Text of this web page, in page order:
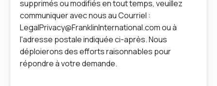
supprimés ou modifiés en tout temps, veuillez
communiquer avec nous auCourriel :
LegalPrivacy@FranklinInternational.comou à
l'adresse postale indiquée ci‑après. Nous
déploierons des efforts raisonnables pour
répondre à votre demande.